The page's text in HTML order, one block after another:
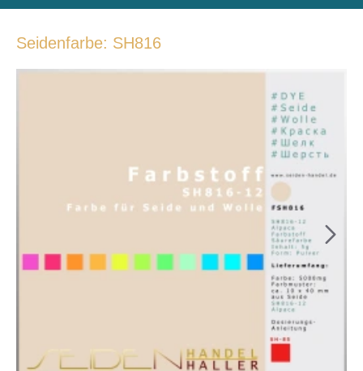
Seidenfarbe: SH816